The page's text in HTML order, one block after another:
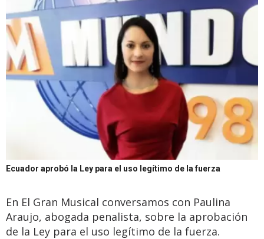
Ecuador aprobó la Ley para el uso legítimo de la fuerza
En El Gran Musical conversamos con Paulina
Araujo, abogada penalista, sobre la aprobación
de la Ley para el uso legítimo de la fuerza.